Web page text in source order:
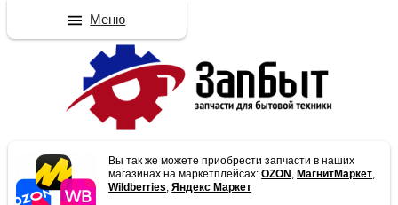
Вы так же можете приобрести запчасти в наших
магазинах на маркетплейсах:OZON , МагнитМаркет,
Wildberries,Яндекс Маркет
Меню